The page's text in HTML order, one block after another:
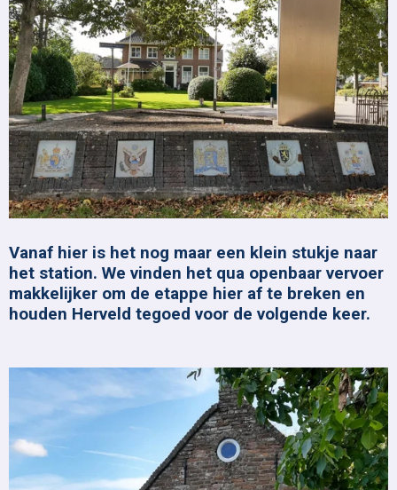
Vanaf hier is het nog maar een klein stukje naar
het station. We vinden het qua openbaar vervoer
makkelijker om de etappe hier af te breken en
houden Herveld tegoed voor de volgende keer.